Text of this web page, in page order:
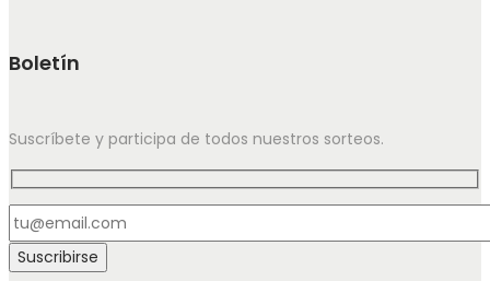
Boletín
Suscríbete y participa de todos nuestros sorteos.